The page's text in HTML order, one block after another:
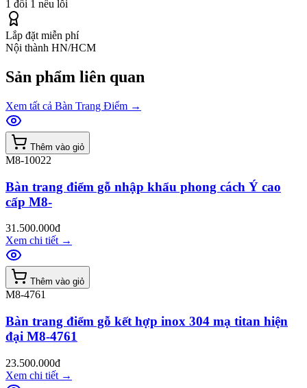
1 đổi 1 nếu lỗi
Lắp đặt miễn phí
Nội thành HN/HCM
Sản phẩm liên quan
Xem tất cả Bàn Trang Điểm →
Thêm vào giỏ
M8-10022
Bàn trang điểm gỗ nhập khẩu phong cách Ý cao
cấp M8-
31.500.000đ
Xem chi tiết →
Thêm vào giỏ
M8-4761
Bàn trang điểm gỗ kết hợp inox 304 mạ titan hiện
đại M8-4761
23.500.000đ
Xem chi tiết →